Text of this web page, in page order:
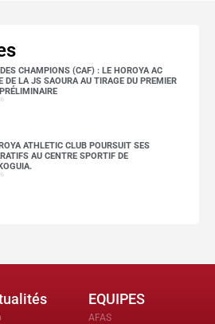
CHAMPIONS (CAF) : LE HOROYA AC
DE LA JS SAOURA AU TIRAGE DU PREMIER
ATHLETIC CLUB POURSUIT SES
AU CENTRE SPORTIF DE
EQUIPES
AFAS